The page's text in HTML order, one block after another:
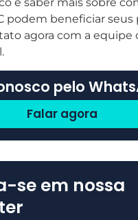
e saber mais sobre
podem beneficiar seus
agora com a equipe
pelo
Falar agora
se em nossa